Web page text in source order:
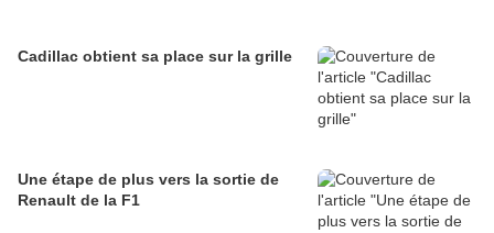
Cadillac obtient sa place sur la grille
Une étape de plus vers la sortie de
Renault de la F1